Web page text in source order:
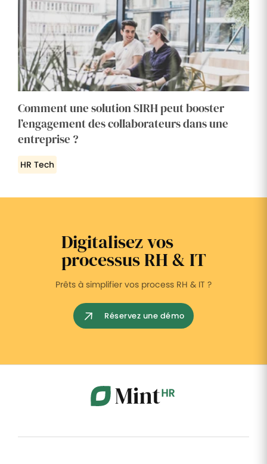
Comment une solution SIRH peut booster
l’engagement des collaborateurs dans une
entreprise ?
HR Tech
Digitalisez vos
processus RH & IT
Prêts à simplifier vos process RH & IT ?
Réservez une démo